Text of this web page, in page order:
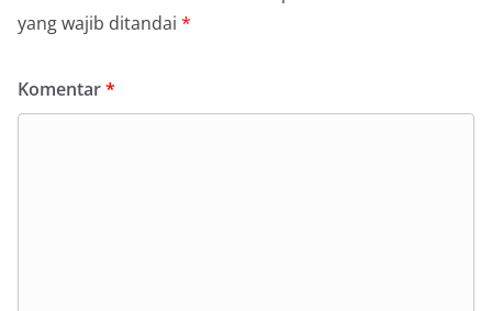
yang wajib ditandai *
Komentar*